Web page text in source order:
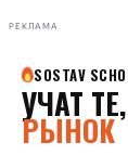
РЕКЛАМА